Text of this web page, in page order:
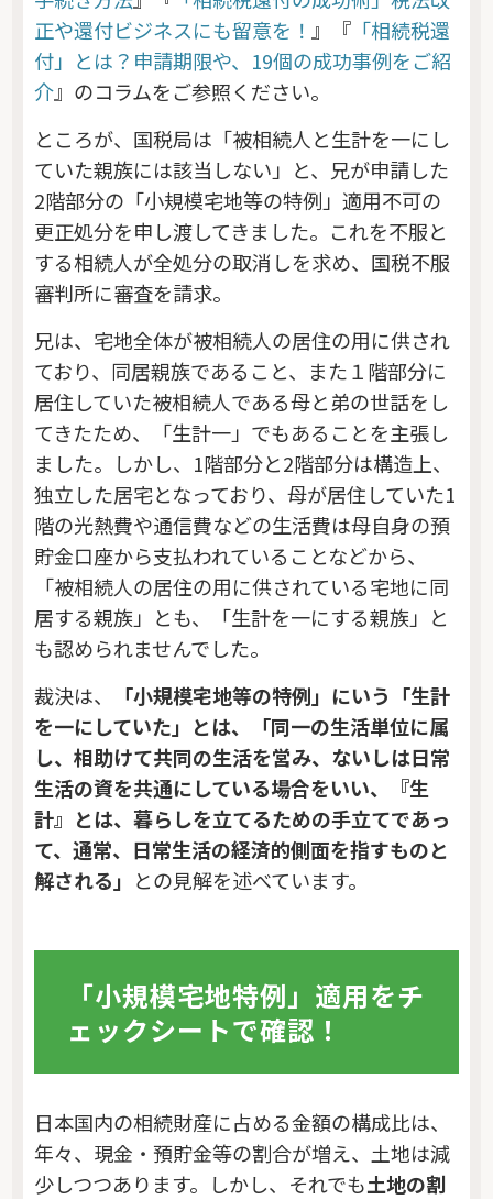
正や還付ビジネスにも留意を！ 』『 「相続税還
付」とは？申請期限や、19個の成功事例をご紹
介』のコラムをご参照ください。
ところが、国税局は「被相続人と生計を一にし
ていた親族には該当しない」と、兄が申請した
2階部分の「小規模宅地等の特例」適用不可の
更正処分を申し渡してきました。これを不服と
する相続人が全処分の取消しを求め、国税不服
審判所に審査を請求。
兄は、宅地全体が被相続人の居住の用に供され
ており、同居親族であること、また１階部分に
居住していた被相続人である母と弟の世話をし
てきたため、「生計一」でもあることを主張し
ました。しかし、1階部分と2階部分は構造上、
独立した居宅となっており、母が居住していた1
階の光熱費や通信費などの生活費は母自身の預
貯金口座から支払われていることなどから、
「被相続人の居住の用に供されている宅地に同
居する親族」とも、「生計を一にする親族」と
も認められませんでした。
裁決は、
「小規模宅地等の特例」 にいう「生計
を一にしていた」とは、「同一の生活単位に属
し、相助けて共同の生活を営み、ないしは日常
生活の資を共通にしている場合をいい、『生
計』とは、暮らしを立てるための手立てであっ
て、通常、日常生活の経済的側面を指すものと
解される」 との見解を述べています。
「小規模宅地特例」適用をチ
ェックシートで確認！
日本国内の相続財産に占める金額の構成比は、
年々、現金・預貯金等の割合が増え、土地は減
少しつつあります。しかし、それでも土地の割